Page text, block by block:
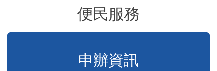
便民服務
申辦資訊